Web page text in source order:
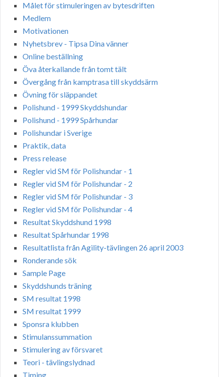
Målet för stimuleringen av bytesdriften
Medlem
Motivationen
Nyhetsbrev - Tipsa Dina vänner
Online beställning
Öva återkallande från tomt tält
Övergång från kamptrasa till skyddsärm
Övning för släppandet
Polishund - 1999 Skyddshundar
Polishund - 1999 Spårhundar
Polishundar i Sverige
Praktik, data
Press release
Regler vid SM för Polishundar - 1
Regler vid SM för Polishundar - 2
Regler vid SM för Polishundar - 3
Regler vid SM för Polishundar - 4
Resultat Skyddshund 1998
Resultat Spårhundar 1998
Resultatlista från Agility-tävlingen 26 april 2003
Ronderande sök
Sample Page
Skyddshunds träning
SM resultat 1998
SM resultat 1999
Sponsra klubben
Stimulanssummation
Stimulering av försvaret
Teori - tävlingslydnad
Timing